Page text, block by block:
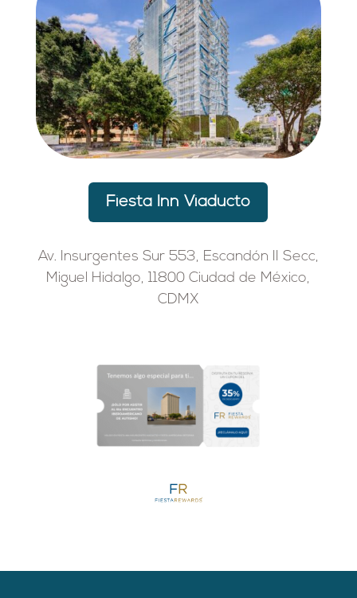
Fiesta Inn Viaducto
Av. Insurgentes Sur 553, Escandón II Secc,
Miguel Hidalgo, 11800 Ciudad de México,
CDMX